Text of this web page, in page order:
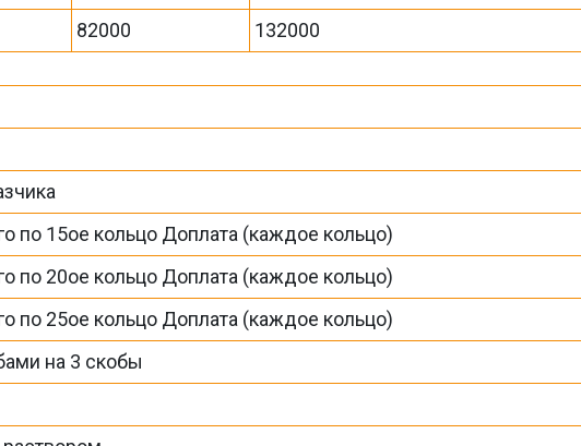
82000 132000
по 15ое кольцо Доплата (каждое кольцо)
по 20ое кольцо Доплата (каждое кольцо)
по 25ое кольцо Доплата (каждое кольцо)
на 3 скобы